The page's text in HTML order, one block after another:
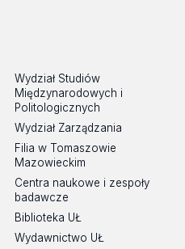
Wydział Studiów
Międzynarodowych i
Politologicznych
Wydział Zarządzania
Filia w Tomaszowie
Mazowieckim
Centra naukowe i zespoły
badawcze
Biblioteka UŁ
Wydawnictwo UŁ